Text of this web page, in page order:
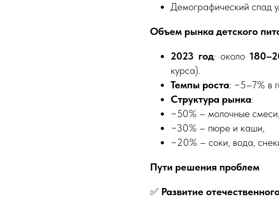
Демографический спад
Объем рынка детского
2023 год: около
курса).
Темпы роста: ~5–7% в
Структура рынка:
~50% – молочные смеси,
~30% – пюре и каши,
~20% – соки, вода,
Пути решения проблем
✅ Развитие